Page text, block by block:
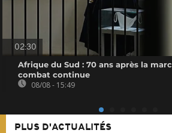
02:30
Afrique du Sud : 70 ans après la
combat continue
08/08 - 15:49
PLUS D'ACTUALITÉS